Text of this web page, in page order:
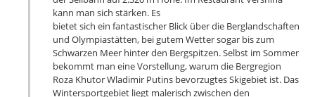
kann man sich stärken. Es
bietet sich ein fantastischer Blick über die Berglandschaften
und Olympiastätten, bei gutem Wetter sogar bis zum
Schwarzen Meer hinter den Bergspitzen. Selbst im Sommer
bekommt man eine Vorstellung, warum die Bergregion
Roza Khutor Wladimir Putins bevorzugtes Skigebiet ist. Das
Wintersportgebiet liegt malerisch zwischen den